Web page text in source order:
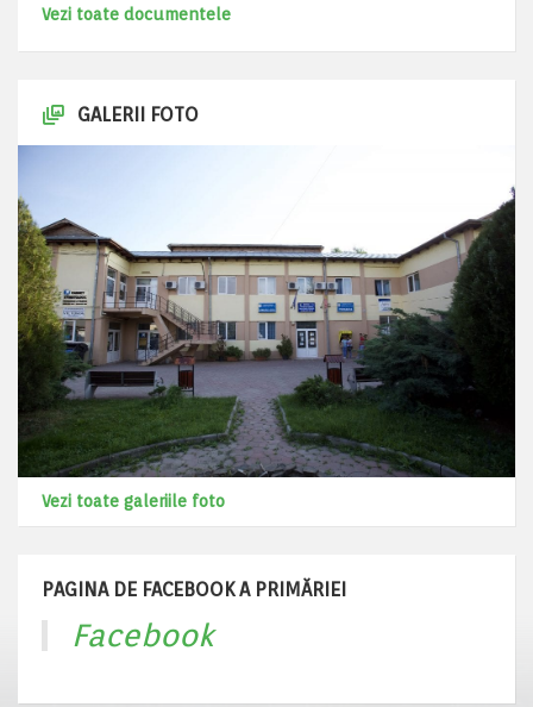
Vezi toate documentele
GALERII FOTO
Vezi toate galeriile foto
PAGINA DE FACEBOOK A PRIMĂRIEI
Facebook